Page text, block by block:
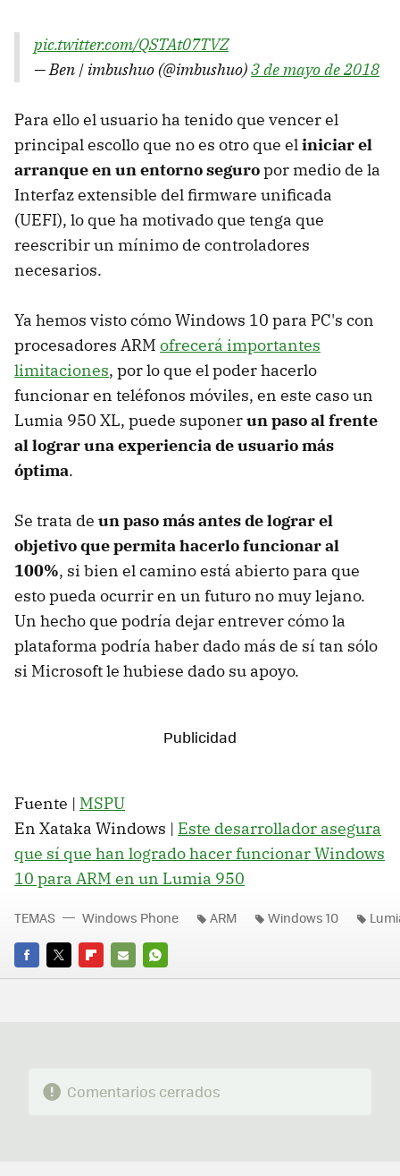
pic.twitter.com/QSTAt07TVZ
— Ben | imbushuo (@imbushuo)3 de mayo de 2018
Para ello el usuario ha tenido que vencer el
principal escollo que no es otro que eliniciar el
arranque en un entorno seguropor medio de la
Interfaz extensible del firmware unificada
(UEFI), lo que ha motivado que tenga que
reescribir un mínimo de controladores
necesarios.
Ya hemos visto cómo Windows 10 para PC's con
procesadores ARM ofrecerá importantes
limitaciones, por lo que el poder hacerlo
funcionar en teléfonos móviles, en este caso un
Lumia 950 XL, puede suponerun paso al frente
al lograr una experiencia de usuario más
óptima.
Se trata de un paso más antes de lograr el
objetivo que permita hacerlo funcionar al
100%, si bien el camino está abierto para que
esto pueda ocurrir en un futuro no muy lejano.
Un hecho que podría dejar entrever cómo la
plataforma podría haber dado más de sí tan sólo
si Microsoft le hubiese dado su apoyo.
Fuente | MSPU
En Xataka Windows | Este desarrollador asegura
que sí que han logrado hacer funcionar Windows
10 para ARM en un Lumia 950
FACEBOOK
TWITTERFLIPBOARD
E-
WHATSAPP
TEMAS Windows Phone ARM Windows 10
Comentarios cerrados